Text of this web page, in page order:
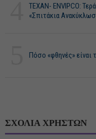
ΤΕΧΑΝ- ENVIPCO:
«Σπιτάκια
Πόσο «φθηνές» είναι
ΣΧΟΛΙΑ ΧΡΗΣΤΩΝ